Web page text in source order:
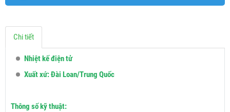
Chi tiết
Nhiệt kế điện tử
Xuất xứ: Đài Loan/Trung Quốc
Thông số kỹ thuật: